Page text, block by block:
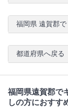
福岡県 遠賀郡
都道府県へ戻る
福岡県遠賀郡で
しの方におすす